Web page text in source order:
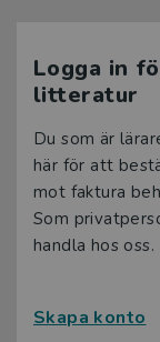
Logga in
litteratur
Du som är
här för att
mot faktura
Som
handla hos oss.
Skapa konto